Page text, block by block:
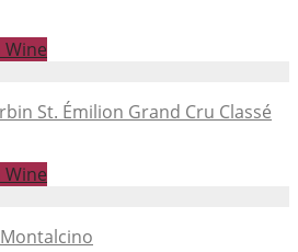
Wine
St. Émilion Grand Cru Classé
kr.285.00.
Wine